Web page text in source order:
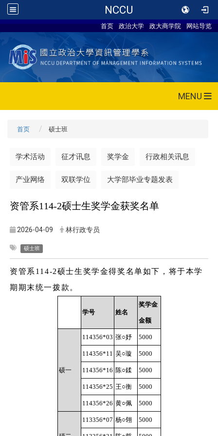
NCCU
首页 政治大学 政大商学院 网站导览
MENU
首页 硕士班
学术活动 征才讯息 奖学金 行政相关讯息
产业网络 双联学位 大学部毕业专题发表
资管系114-2硕士生奖学金获奖名单
2026-04-09 林行政专员
硕士班
资管系114-2硕士生奖学金得奖名单如下，将于本学
期期末统一拨款。
学号 姓名
奖学金
金额
硕一
114356*03 张○妤 5000
114356*11 吴○璇 5000
114356*16 陈○鍒 5000
114356*25 王○衡 5000
114356*26 黄○佩 5000
113356*07 杨○翎 5000